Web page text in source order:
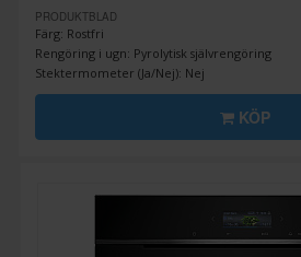
PRODUKTBLAD
Färg: Rostfri
Rengöring i ugn: Pyrolytisk självrengöring
Stektermometer (Ja/Nej): Nej
KÖP